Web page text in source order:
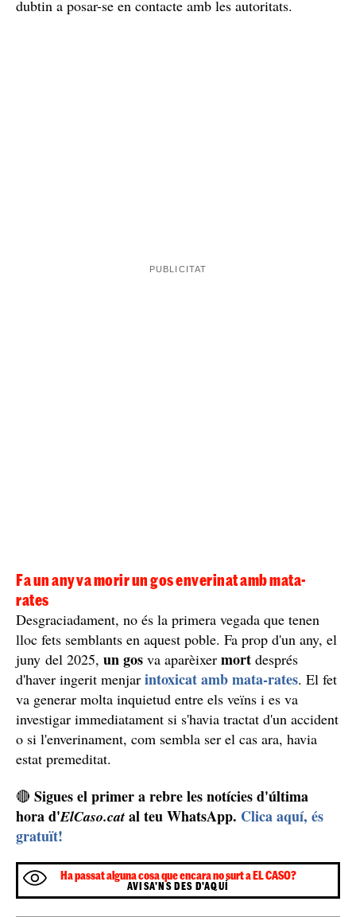
dubtin a posar-se en contacte amb les autoritats.
Fa un any va morir un gos enverinat amb mata-
rates
Desgraciadament, no és la primera vegada que tenen
lloc fets semblants en aquest poble. Fa prop d'un any, el
juny del 2025, un gos va aparèixer mort després
d'haver ingerit menjar intoxicat amb mata-rates. El fet
va generar molta inquietud entre els veïns i es va
investigar immediatament si s'havia tractat d'un accident
o si l'enverinament, com sembla ser el cas ara, havia
estat premeditat.
🔴 Sigues el primer a rebre les notícies d'última
hora d'ElCaso.cat al teu WhatsApp. Clica aquí, és
gratuït!
Ha passat alguna cosa que encara no surt a EL CASO?
AVISA'NS DES D'AQUÍ